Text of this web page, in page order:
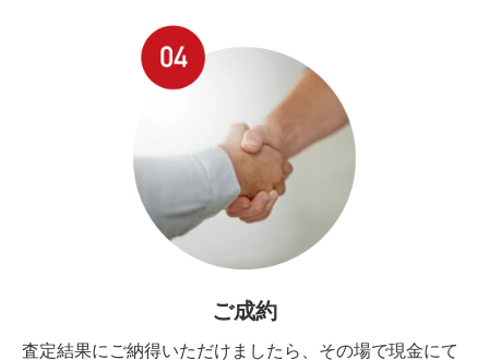
ご成約
査定結果にご納得いただけましたら、その場で現金にて